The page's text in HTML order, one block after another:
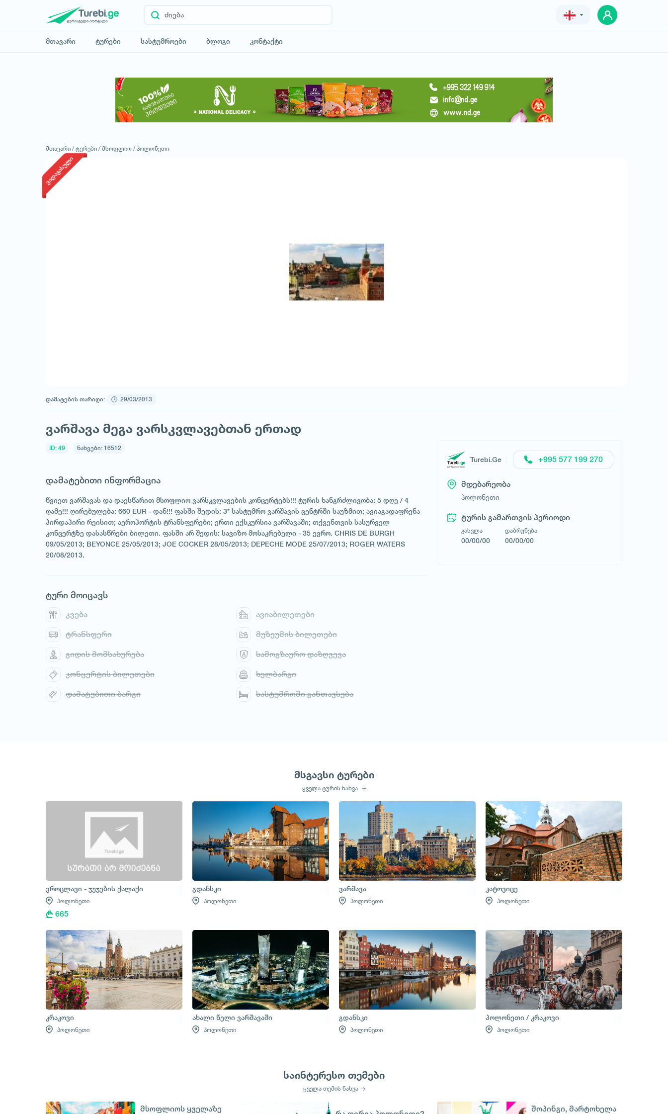
მთავარი ტურები სასტუმროები ბლოგი კონტაქტი
მოითხოვე ტური
მთავარი / ტურები / მსოფლიო / პოლონეთი
ვადაგასული
დამატების თარიღი: 29/03/2013
ვარშავა მეგა ვარსკვლავებთან ერთად
ID: 49 ნახვები: 16512
დამატებითი ინფორმაცია
წვიეთ ვარშავას და დაესწარით მსოფლიო ვარსკვლავების კონცერტებს!!! ტურის ხანგრძლივობა: 5 დღე / 4
ღამე!!! ღირებულება: 660 EUR - დან!!! ფასში შედის: 3* სასტუმრო ვარშავის ცენტრში საუზმით; ავიაგადაფრენა
პირდაპირი რეისით; აეროპორტის ტრანსფერები; ერთი ექსკურსია ვარშავაში; თქვენთვის სასურველ
კონცერტზე დასასწრები ბილეთი. ფასში არ შედის: სავიზო მოსაკრებელი - 35 ევრო. CHRIS DE BURGH
09/05/2013; BEYONCE 25/05/2013; JOE COCKER 28/05/2013; DEPECHE MODE 25/07/2013; ROGER WATERS
20/08/2013.
ტური მოიცავს
კვება ავიაბილეთები
ტრანსფერი მუზეუმის ბილეთები
გიდის მომსახურება სამოგზაურო დაზღვევა
კონცერტის ბილეთები ხელბარგი
დამატებითი ბარგი სასტუმროში განთავსება
Turebi.Ge +995 577 199 270
მდებარეობა
პოლონეთი
ტურის გამართვის პერიოდი
გასვლა
00/00/00
დაბრუნება
00/00/00
მსგავსი ტურები
ყველა ტურის ნახვა
ვროცლავი - ჯუჯების ქალაქი
პოლონეთი
665
გდანსკი
პოლონეთი
ვარშავა
პოლონეთი
კატოვიცე
პოლონეთი
კრაკოვი
პოლონეთი
ახალი წელი ვარშავაში
პოლონეთი
გდანსკი
პოლონეთი
პოლონეთი / კრაკოვი
პოლონეთი
საინტერესო თემები
ყველა თემის ნახვა
მსოფლიოს ყველაზე შოპინგი, მარტოხელა